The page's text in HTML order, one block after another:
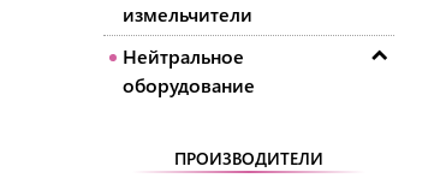
измельчители
Нейтральное
оборудование
ПРОИЗВОДИТЕЛИ